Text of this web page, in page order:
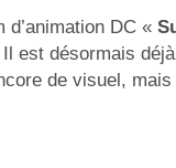
d’animation DC «
Il est désormais
de visuel,